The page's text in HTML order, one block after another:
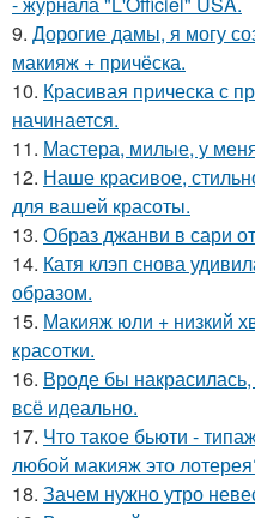
9. Дорогие дамы, я могу
макияж + причёска.
10. Красивая прическа с
начинается.
11. Мастера, милые, у
12. Наше красивое,
для вашей красоты.
13. Образ джанви в сари
14. Катя клэп снова
образом.
15. Макияж юли + низкий
красотки.
16. Вроде бы
всё идеально.
17. Что такое бьюти -
любой макияж это
18. Зачем нужно утро